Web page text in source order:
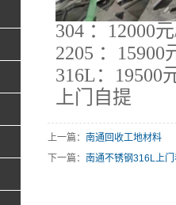
304 ：12000
2205 ：15900
316L：19500
上门自提
上一篇： 南通回收工地材料
下一篇： 南通不锈钢316L上